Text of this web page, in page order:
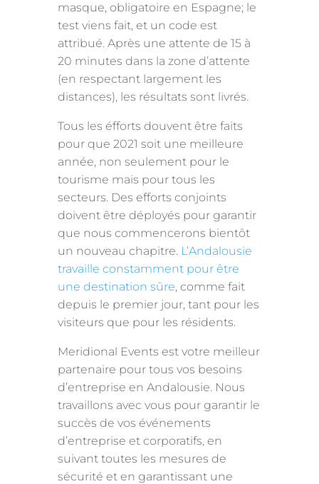
masque, obligatoire en Espagne; le
test viens fait, et un code est
attribué. Après une attente de 15 à
20 minutes dans la zone d’attente
(en respectant largement les
distances), les résultats sont livrés.
Tous les éfforts douvent être faits
pour que 2021 soit une meilleure
année, non seulement pour le
tourisme mais pour tous les
secteurs. Des efforts conjoints
doivent être déployés pour garantir
que nous commencerons bientôt
un nouveau chapitre. L’Andalousie
travaille constamment pour être
une destination sûre, comme fait
depuis le premier jour, tant pour les
visiteurs que pour les résidents.
Meridional Events est votre meilleur
partenaire pour tous vos besoins
d’entreprise en Andalousie. Nous
travaillons avec vous pour garantir le
succès de vos événements
d’entreprise et corporatifs, en
suivant toutes les mesures de
sécurité et en garantissant une